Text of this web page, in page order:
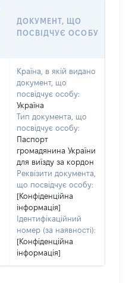
ДОКУМЕНТ, ЩО
ПОСВІДЧУЄ ОСОБУ
Країна, в якій видано
документ, що
посвідчує особу:
Україна
Тип документа, що
посвідчує особу:
Паспорт
громадянина України
для виїзду за кордон
Реквізити документа,
що посвідчує особу:
[Конфіденційна
інформація]
Ідентифікаційний
номер (за наявності):
[Конфіденційна
інформація]